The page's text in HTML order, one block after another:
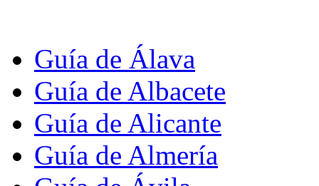
Guía de Álava
Guía de Albacete
Guía de Alicante
Guía de Almería